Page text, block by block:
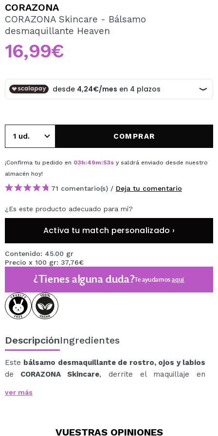
Al crear una cuenta en Maquillalia.com podrás realizar
tus compras rápidamente, revisar el estado de tus
CORAZONA
CORAZONA Skincare - Bálsamo
desmaquillante Heaven
16,99€
COMPRAR
¡Confirma tu pedido en 03h:49m:53s y saldrá enviado desde nuestro
almacén hoy!
71 comentario(s) / Deja tu comentario
¿Es este producto adecuado para mí?
Activa tu match personalizado ›
Contenido: 45.00 gr
Precio x 100 gr: 37,76€
¿Tienes alguna duda?Te ayudamosaquí
DescripciónIngredientes
Este bálsamo desmaquillante de rostro, ojos y labios
de CORAZONA Skincare, derrite el maquillaje en
Gracias a la sinergia de sus ingredientes logramos una
El extracto de semilla de zanahoria tiene un alto
ver más
VUESTRAS OPINIONES